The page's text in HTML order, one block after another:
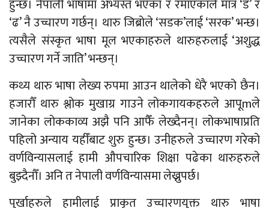
हुन्छ। नेपाली भाषामा अभ्यस्त भएका र रमाएकाले मात्र ‘ड’ र
‘ढ’ नै उच्चारण गर्छन्। थारु जिब्रोले ‘सडक’लाई ‘सरक’ भन्छ।
त्यसैले संस्कृत भाषा मूल भएकाहरुले थारुहरुलाई ‘अशुद्ध
उच्चारण गर्ने जाति’ भन्छन्।
कथ्य थारु भाषा लेख्य रुपमा आउन थालेको धेरै भएको छैन।
हजारौँ थारु श्लोक मुखाग्र गाउने लोकगायकहरुले आपूmले
जानेका लोककाव्य अझै पनि आफैँ लेख्दैनन्। लोकभाषाप्रति
पहिलो अन्याय यहीँबाट शुरु हुन्छ। उनीहरुले उच्चारण गरेको
वर्णविन्यासलाई हामी औपचारिक शिक्षा पढेका थारुहरुले
बुझ्दैनौँ। अनि त नेपाली वर्णविन्यासमा लेख्नुपर्छ।
पुर्खाहरुले हामीलाई प्राकृत उच्चारणयुक्त थारु भाषा